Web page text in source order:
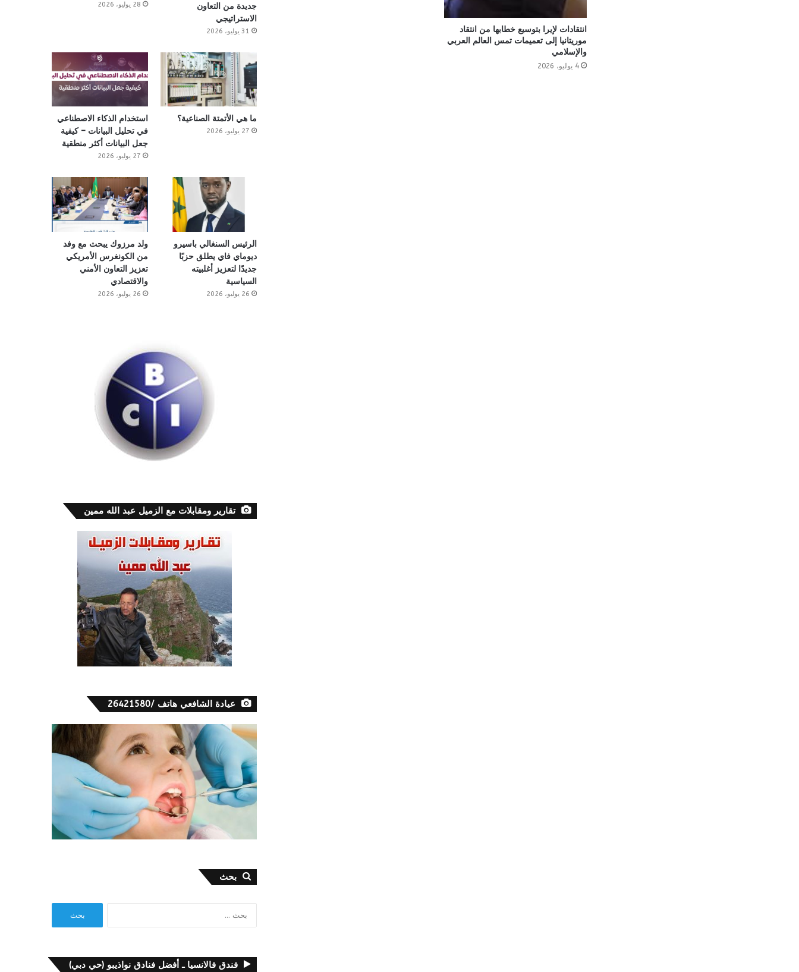
انتقادات لإيرا بتوسيع خطابها من انتقاد
موريتانيا إلى تعميمات تمس العالم العربي
والإسلامي
4 يوليو، 2026
جديدة من التعاون
الاستراتيجي
31 يوليو، 2026
28 يوليو، 2026
ما هي الأتمتة الصناعية؟
27 يوليو، 2026
استخدام الذكاء الاصطناعي
في تحليل البيانات – كيفية
جعل البيانات أكثر منطقية
27 يوليو، 2026
الرئيس السنغالي باسيرو
ديوماي فاي يطلق حزبًا
جديدًا لتعزيز أغلبيته
السياسية
26 يوليو، 2026
ولد مرزوك يبحث مع وفد
من الكونغرس الأمريكي
تعزيز التعاون الأمني
والاقتصادي
26 يوليو، 2026
تقارير ومقابلات مع الزميل عبد الله ممين
عيادة الشافعي هاتف /26421580
بحث
فندق فالانسيا ـ أفضل فنادق نواذيبو (حي دبي)